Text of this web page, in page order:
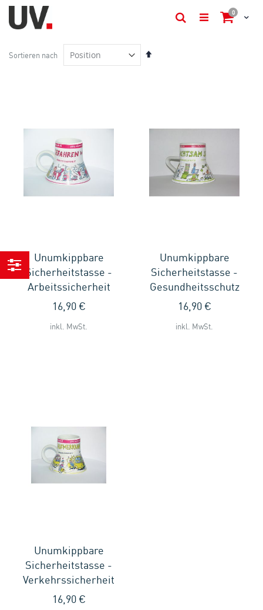
Cart
0Artikel
Suche
Sortieren nach
In
Unumkippbare
Sicherheitstasse -
Arbeitssicherheit
16,90 €
inkl. MwSt.
Unumkippbare
Sicherheitstasse -
Gesundheitsschutz
16,90 €
inkl. MwSt.
Unumkippbare
Sicherheitstasse -
Verkehrssicherheit
16,90 €
Einkaufen